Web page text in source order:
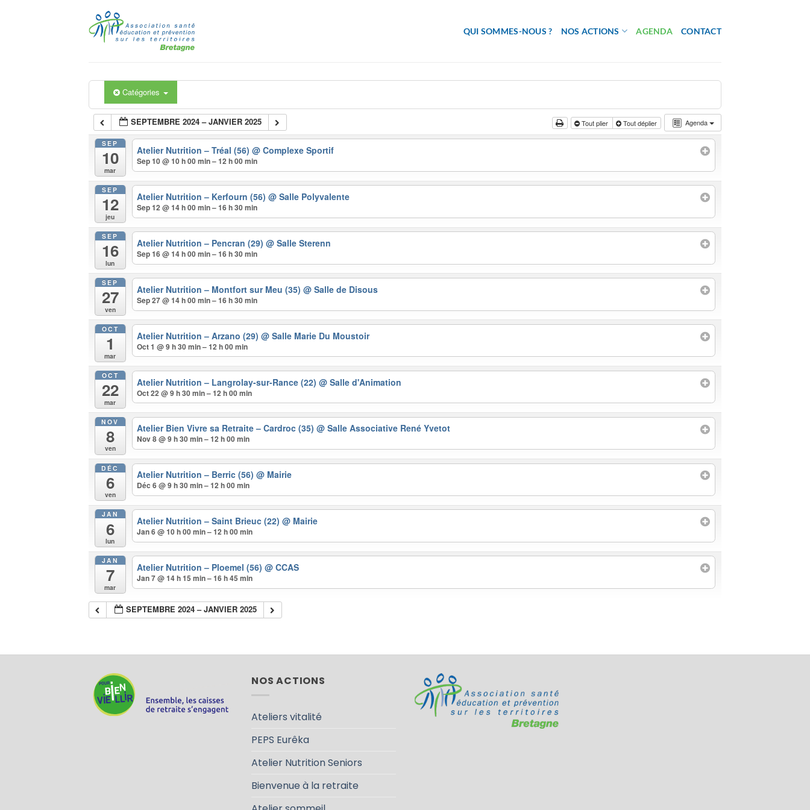
QUI SOMMES-NOUS ? NOS ACTIONS AGENDA CONTACT
Catégories
Agenda
SEPTEMBRE 2024 – JANVIER 2025 Tout plier Tout déplier
SEP
10
mar
Atelier Nutrition – Tréal (56)@ Complexe Sportif
Sep 10 @ 10 h 00 min – 12 h 00 min
SEP
12
jeu
Atelier Nutrition – Kerfourn (56)@ Salle Polyvalente
Sep 12 @ 14 h 00 min – 16 h 30 min
SEP
16
lun
Atelier Nutrition – Pencran (29)@ Salle Sterenn
Sep 16 @ 14 h 00 min – 16 h 30 min
SEP
27
ven
Atelier Nutrition – Montfort sur Meu (35)@ Salle de Disous
Sep 27 @ 14 h 00 min – 16 h 30 min
OCT
1
mar
Atelier Nutrition – Arzano (29)@ Salle Marie Du Moustoir
Oct 1 @ 9 h 30 min – 12 h 00 min
OCT
22
mar
Atelier Nutrition – Langrolay-sur-Rance (22)@ Salle d'Animation
Oct 22 @ 9 h 30 min – 12 h 00 min
NOV
8
ven
Atelier Bien Vivre sa Retraite – Cardroc (35)@ Salle Associative René Yvetot
Nov 8 @ 9 h 30 min – 12 h 00 min
DÉC
6
ven
Atelier Nutrition – Berric (56)@ Mairie
Déc 6 @ 9 h 30 min – 12 h 00 min
JAN
6
lun
Atelier Nutrition – Saint Brieuc (22)@ Mairie
Jan 6 @ 10 h 00 min – 12 h 00 min
JAN
7
mar
Atelier Nutrition – Ploemel (56)@ CCAS
Jan 7 @ 14 h 15 min – 16 h 45 min
SEPTEMBRE 2024 – JANVIER 2025
NOS ACTIONS
Ateliers vitalité
PEPS Eurêka
Atelier Nutrition Seniors
Bienvenue à la retraite